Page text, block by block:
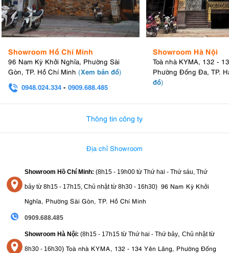
Với trọng lượng 750g, Z6 III đủ nhẹ để dễ dàng cầm tay và có cấu
trúc chắc chắn, hoạt động trong nhiệt độ đóng băng thấp tới -10ºC.
Lớp chống chịu thời tiết cao cấp bảo vệ máy ảnh trong mọi điều
kiện, ngay cả khi sử dụng Tay cầm pin MB-N14 Power Battery
Grip tùy chọn . Điều này đảm bảo bạn có thể tiếp tục sáng tạo
trong hầu như mọi môi trường, ngay cả khi điều kiện trở nên khắc
nghiệt hơn.
3.8. Khe cắm thẻ kép
đã tạo dựng được danh tiếng về việc mang lại trải
nghiệm người dùng tuyệt vời với menu trực quan và các tính năng
dễ sử dụng, và Z6 III cũng vậy. Thân máy bao gồm khe cắm thẻ
thích với XQD, cùng với khe cắm thẻ SD UHS-II.
Showroom Hồ Chí Minh
96 Nam Kỳ Khởi Nghĩa, Phường Sài
Gòn, TP. Hồ Chí Minh (Xem bản đồ)
0948.024.334 - 0909.688.485
Showroom Hà Nội
Toà nhà KYMA, 132 -
Phường Đống Đa, TP.
đồ)
Thông tin công ty
Địa chỉ Showroom
Showroom Hồ Chí Minh: (8h15 - 19h00 từ Thứ hai - Thứ sáu, Thứ
bảy từ 8h15 - 17h15, Chủ nhật từ 8h30 - 16h30) 96 Nam Kỳ Khởi
Nghĩa, Phường Sài Gòn, TP. Hồ Chí Minh
0909.688.485
Showroom Hà Nội: (8h15 - 17h15 từ Thứ hai - Thứ bảy, Chủ nhật từ
8h30 - 16h30) Toà nhà KYMA, 132 - 134 Yên Lãng, Phường Đống